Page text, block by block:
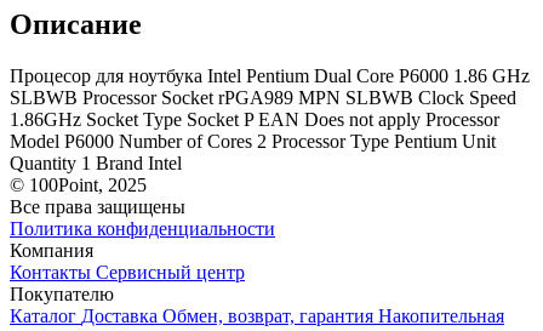
Описание
Процесор для ноутбука Intel Pentium Dual Core P6000 1.86 GHz
SLBWB Processor Socket rPGA989 MPN SLBWB Clock Speed
1.86GHz Socket Type Socket P EAN Does not apply Processor
Model P6000 Number of Cores 2 Processor Type Pentium Unit
Quantity 1 Brand Intel
© 100Point, 2025
Все права защищены
Политика конфиденциальности
Компания
Контакты Сервисный центр
Покупателю
Каталог Доставка Обмен, возврат, гарантия Накопительная